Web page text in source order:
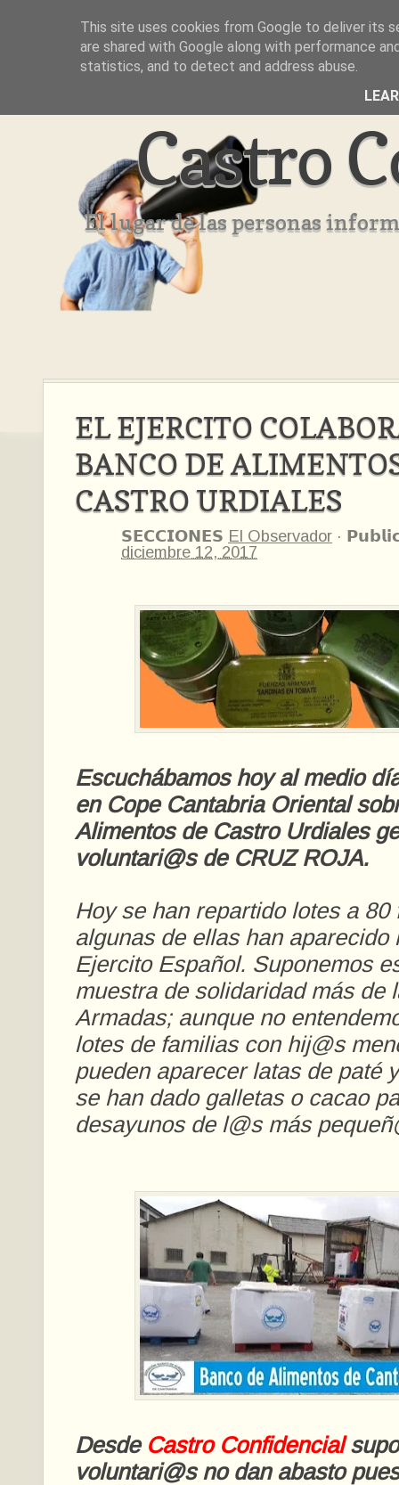
Inicio Aviso Legal Quienes Somos ??
Castro
El lugar de las personas
EL EJERCITO
BANCO DE
CASTRO URDIALES
𝗦𝗘𝗖𝗖𝗜𝗢𝗡𝗘𝗦 El Observador ·
diciembre 12, 2017
Escuchábamos hoy al medio
en Cope Cantabria Oriental
Alimentos de Castro Urdiales
voluntari@s de CRUZ ROJA.
Hoy se han repartido lotes a 80
algunas de ellas han aparecido
Ejercito Español. Suponemos
muestra de solidaridad más de
Armadas; aunque no
lotes de familias con hij@s
pueden aparecer latas de paté
se han dado galletas o cacao
desayunos de l@s más
Desde Castro Confidencial
voluntari@s no dan abasto
This site uses cookies from Google to deliver its
are shared with Google along with performance
statistics, and to detect and address abuse.